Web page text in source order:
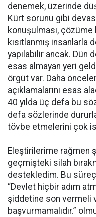
denemek, üzerinde
Kürt sorunu gibi
konuşulması,
kısıtlanmış insanlarla
yapılabilir ancak. Dün
esas almayan yeri
örgüt var. Daha
açıklamalarını esas
40 yılda üç defa bu
defa sözlerinde
tövbe etmelerini çok
Eleştirilerime rağmen
geçmişteki silah
destekledim. Bu
“Devlet hiçbir adım
şiddetine son vermeli
başvurmamalıdır.”